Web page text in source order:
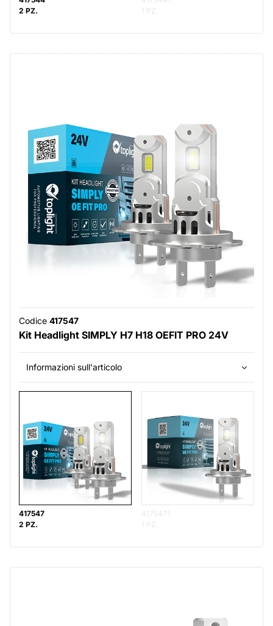
2 PZ.
1 PZ.
Codice 417547
Kit Headlight SIMPLY H7 H18 OEFIT PRO 24V
Informazioni sull'articolo
417547
2 PZ.
4175471
1 PZ.